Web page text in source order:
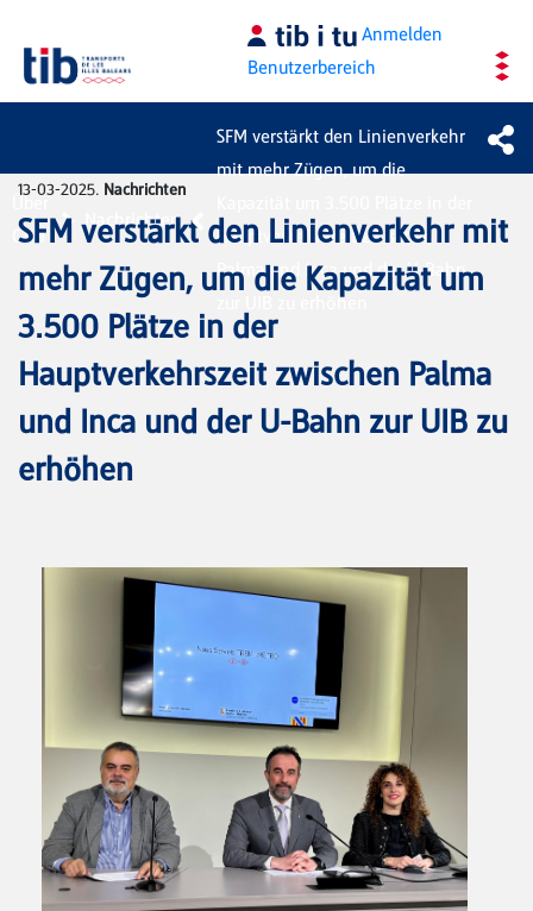
Anmelden
Benutzerbereich
Über
CTM
Nachrichten
SFM verstärkt den Linienverkehr
mit mehr Zügen, um die
Hauptverkehrszeit zwischen
Palma und Inca und der U-Bahn
zur UIB zu erhöhen
13-03-2025. Nachrichten
SFM verstärkt den Linienverkehr mit
mehr Zügen, um die Kapazität um
3.500 Plätze in der
Hauptverkehrszeit zwischen Palma
und Inca und der U-Bahn zur UIB zu
erhöhen